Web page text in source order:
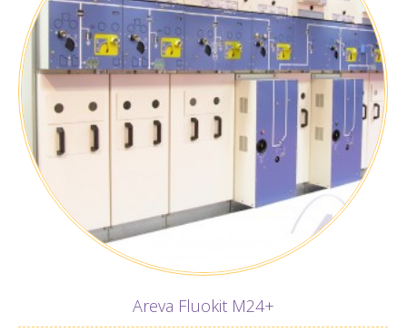
Areva Fluokit M24+